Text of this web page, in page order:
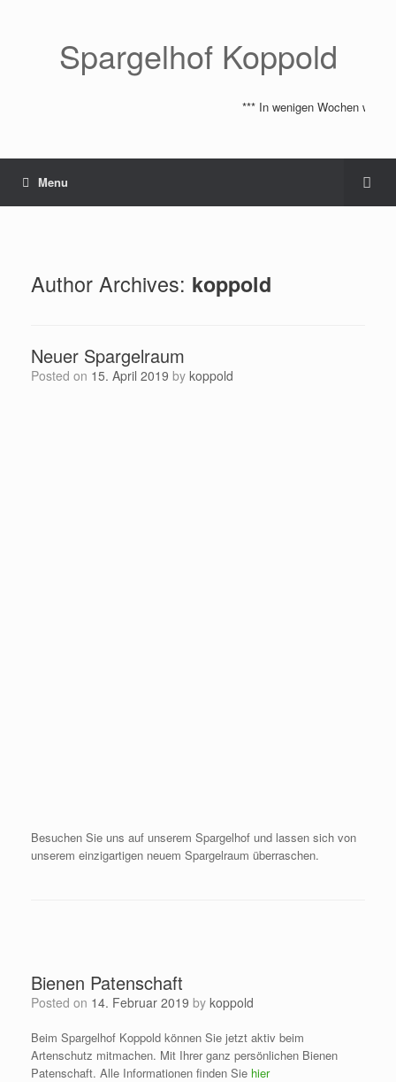
Spargelhof Koppold
*** In wenigen Wochen wird
Menu
Author Archives: koppold
Neuer Spargelraum
Posted on 15. April 2019 by koppold
Besuchen Sie uns auf unserem Spargelhof und lassen sich von
unserem einzigartigen neuem Spargelraum überraschen.
Bienen Patenschaft
Posted on 14. Februar 2019 by koppold
Beim Spargelhof Koppold können Sie jetzt aktiv beim
Artenschutz mitmachen. Mit Ihrer ganz persönlichen Bienen
Patenschaft. Alle Informationen finden Sie hier